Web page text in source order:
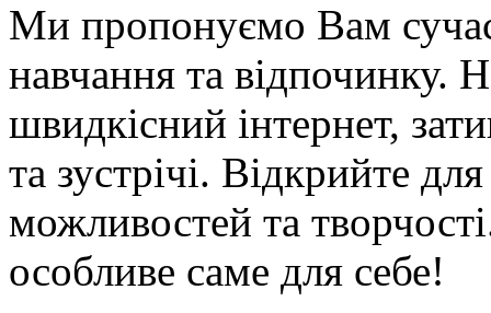
Ми пропонуємо Вам
навчання та відпочинку.
швидкісний інтернет,
та зустрічі. Відкрийте
можливостей та
особливе саме для себе!